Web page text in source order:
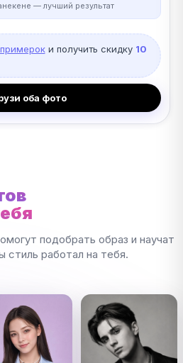
— лучший результат
и получить скидку 10
оба фото
подобрать образ и научат
стиль работал на тебя.